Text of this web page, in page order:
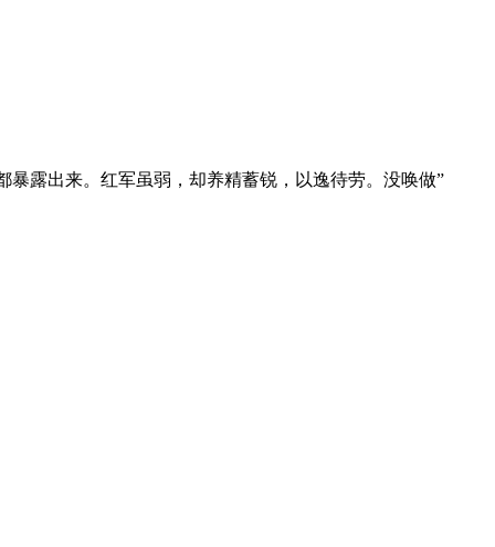
露出来。红军虽弱，却养精蓄锐，以逸待劳。没唤做”